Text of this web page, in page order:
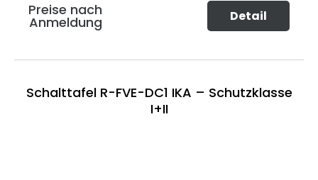
Preise nach
Anmeldung Detail
Schalttafel R-FVE-DC1 IKA – Schutzklasse
I+II